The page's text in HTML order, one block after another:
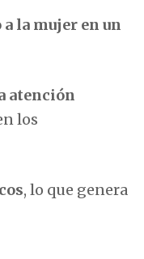
la mujer en un
atención
los
, lo que genera